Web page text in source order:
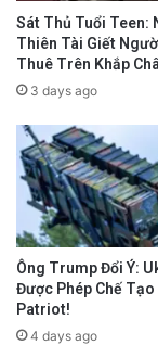
Sát Thủ Tuổi Teen:
Thiên Tài Giết
Thuê Trên Khắp
3 days ago
Ông Trump Đổi Ý:
Được Phép Chế Tạo
Patriot!
4 days ago